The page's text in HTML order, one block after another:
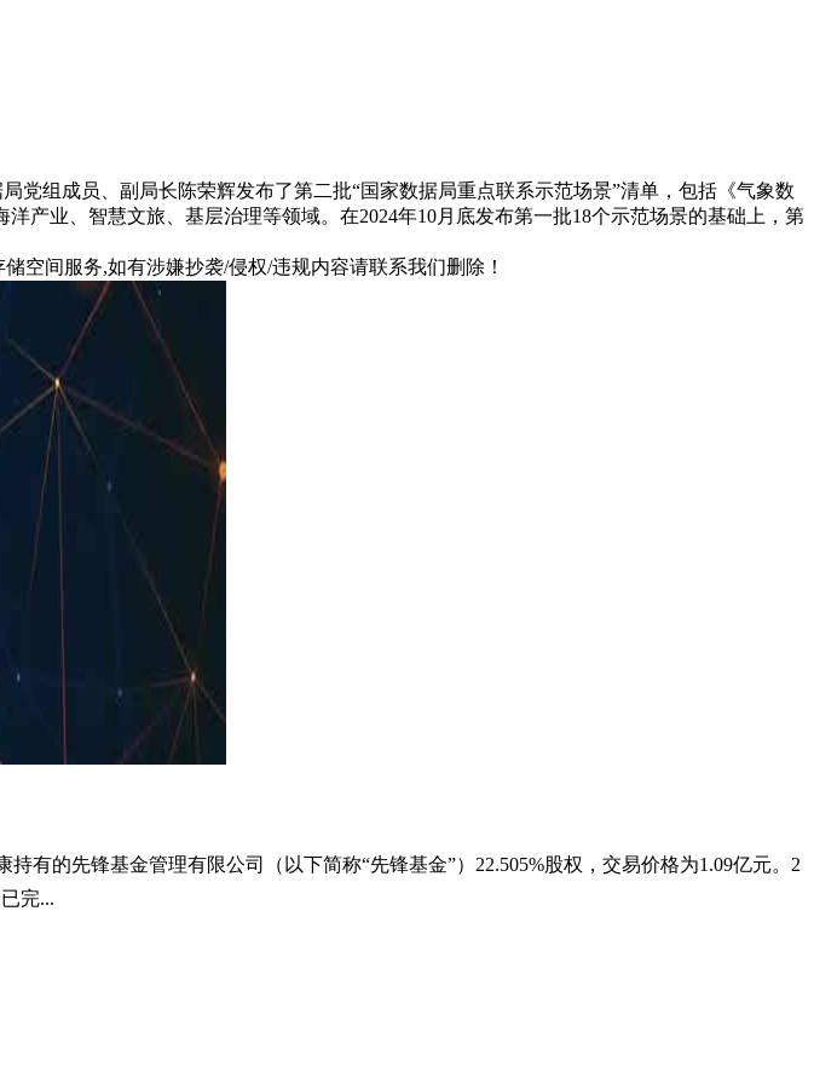
党组成员、副局长陈荣辉发布了第二批“国家数据局重点联系示范场景”清单，包括《气象数
产业、智慧文旅、基层治理等领域。在2024年10月底发布第一批18个示范场景的基础上，第
空间服务,如有涉嫌抄袭/侵权/违规内容请联系我们删除！
有的先锋基金管理有限公司（以下简称“先锋基金”）22.505%股权，交易价格为1.09亿元。2
完...